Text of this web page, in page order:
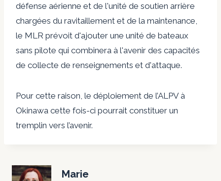
défense aérienne et de l'unité de soutien arrière
chargées du ravitaillement et de la maintenance,
le MLR prévoit d'ajouter une unité de bateaux
sans pilote qui combinera à l'avenir des capacités
de collecte de renseignements et d'attaque.
Pour cette raison, le déploiement de l’ALPV à
Okinawa cette fois-ci pourrait constituer un
tremplin vers l’avenir.
Marie